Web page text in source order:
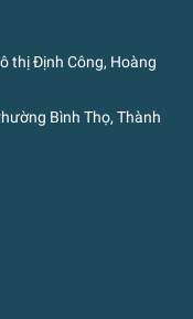
thị Định Công, Hoàng
Bình Thọ, Thành